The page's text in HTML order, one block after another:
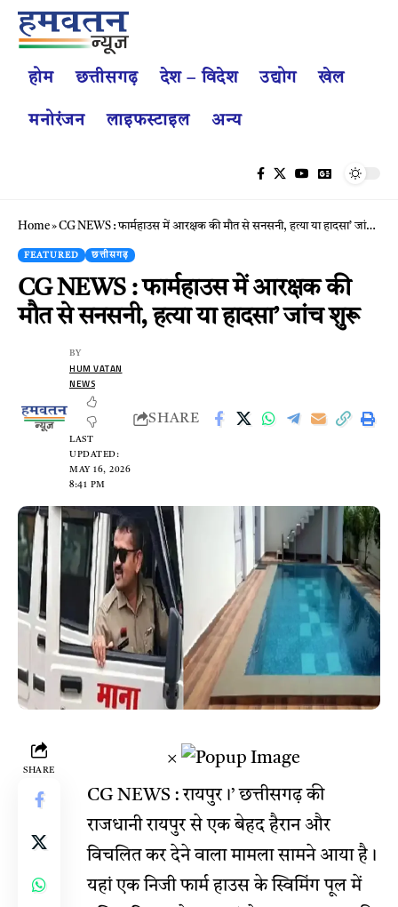
होम छत्तीसगढ़ देश – विदेश उद्योग खेल
मनोरंजन लाइफस्टाइल अन्य
Home»CG NEWS : फार्महाउस में आरक्षक की मौत से सनसनी, हत्या या हादसा’ जांच शुरू
FEATURED छत्तीसगढ़
CG NEWS : फार्महाउस में आरक्षक की
मौत से सनसनी, हत्या या हादसा’ जांच शुरू
LAST
UPDATED:
MAY 16, 2026
8:41 PM
BY
HUM VATAN
NEWS
SHARE
SHARE
×
CG NEWS : रायपुर।’ छत्तीसगढ़ की
राजधानी रायपुर से एक बेहद हैरान और
विचलित कर देने वाला मामला सामने आया है।
यहां एक निजी फार्म हाउस के स्विमिंग पूल में